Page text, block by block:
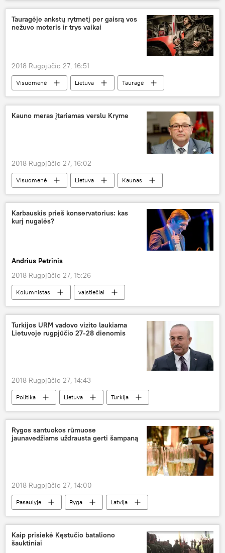
Tauragėje ankstų rytmetį per gaisrą vos
nežuvo moteris ir trys vaikai
2018 Rugpjūčio 27, 16:51
Visuomenė Lietuva
Tauragė
gaisras
Kauno meras įtariamas verslu Kryme
2018 Rugpjūčio 27, 16:02
Visuomenė Lietuva
Kaunas
Krymas
Visvaldas Matijošaitis
verslas
Karbauskis prieš konservatorius: kas
kurį nugalės?
Andrius Petrinis
2018 Rugpjūčio 27, 15:26
Kolumnistas
valstiečiai
konservatoriai
Turkijos URM vadovo vizito laukiama
Lietuvoje rugpjūčio 27-28 dienomis
2018 Rugpjūčio 27, 14:43
Politika Lietuva
Turkija
Užsienio reikalų ministerija (URM)
užsienio politika
Rygos santuokos rūmuose
jaunavedžiams uždrausta gerti šampaną
2018 Rugpjūčio 27, 14:00
Pasaulyje Ryga
Latvija
santuoka
jaunavedžiai
Kaip prisiekė Kęstučio bataliono
šauktiniai